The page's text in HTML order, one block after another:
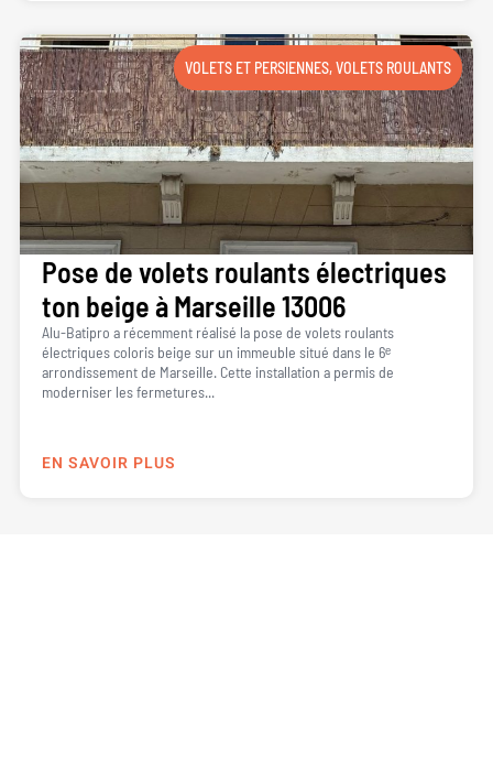
VOLETS ET PERSIENNES,VOLETS ROULANTS
Pose de volets roulants électriques
ton beige à Marseille 13006
Alu-Batipro a récemment réalisé la pose de volets roulants
électriques coloris beige sur un immeuble situé dans le 6ᵉ
arrondissement de Marseille. Cette installation a permis de
moderniser les fermetures...
EN SAVOIR PLUS